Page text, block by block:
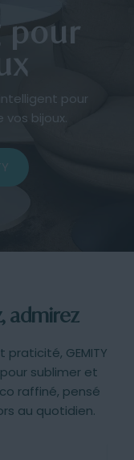
pour
pour
bijoux.
admirez
GEMITY
sublimer et
raffiné, pensé
au quotidien.